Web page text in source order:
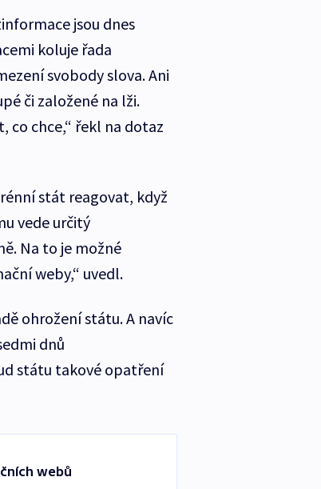
jsou dnes
koluje řada
svobody slova. Ani
či založené na lži.
co chce,“ řekl na dotaz
stát reagovat, když
vede určitý
Na to je možné
weby,“ uvedl.
ohrožení státu. A navíc
dnů
státu takové opatření
webů